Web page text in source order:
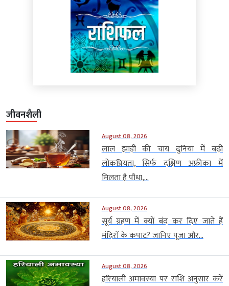
जीवनशैली
August 08, 2026
लाल झाड़ी की चाय दुनिया में बढ़ी
लोकप्रियता, सिर्फ दक्षिण अफ्रीका में
मिलता है पौधा,...
August 08, 2026
सूर्य ग्रहण में क्यों बंद कर दिए जाते हैं
मंदिरों के कपाट? जानिए पूजा और...
August 08, 2026
हरियाली अमावस्या पर राशि अनुसार करें